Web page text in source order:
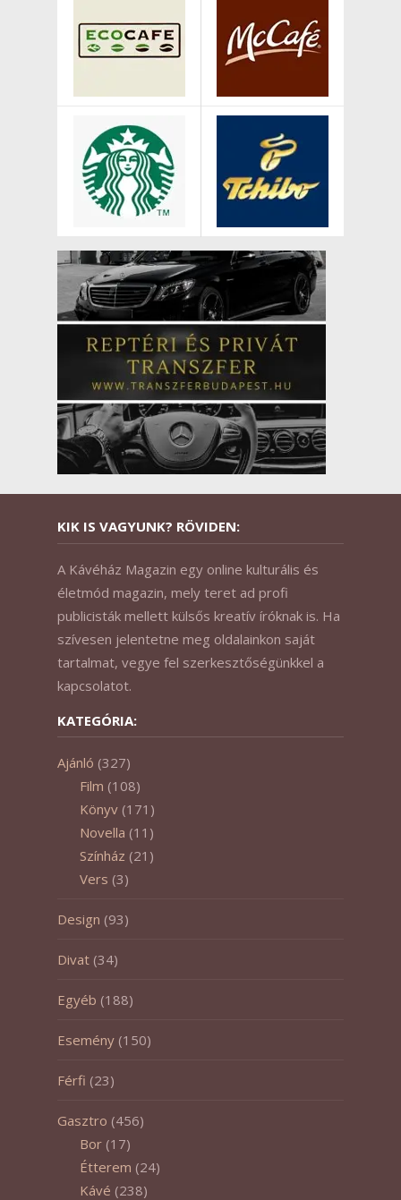
KIK IS VAGYUNK? RÖVIDEN:
A Kávéház Magazin egy online kulturális és
életmód magazin, mely teret ad profi
publicisták mellett külsős kreatív íróknak is. Ha
szívesen jelentetne meg oldalainkon saját
tartalmat, vegye fel szerkesztőségünkkel a
kapcsolatot.
KATEGÓRIA:
Ajánló (327)
Film (108)
Könyv (171)
Novella (11)
Színház (21)
Vers (3)
Design (93)
Divat (34)
Egyéb (188)
Esemény (150)
Férfi (23)
Gasztro (456)
Bor (17)
Étterem (24)
Kávé (238)